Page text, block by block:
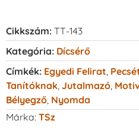
Cikkszám: TT-143
Kategória: Dícsérő
Címkék: Egyedi Felirat
Tanítóknak Jutalmazó
Bélyegző Nyomda
Márka: TSz